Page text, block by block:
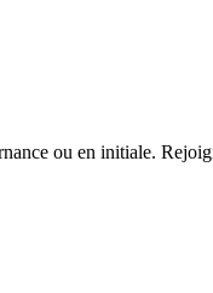
ou en initiale.